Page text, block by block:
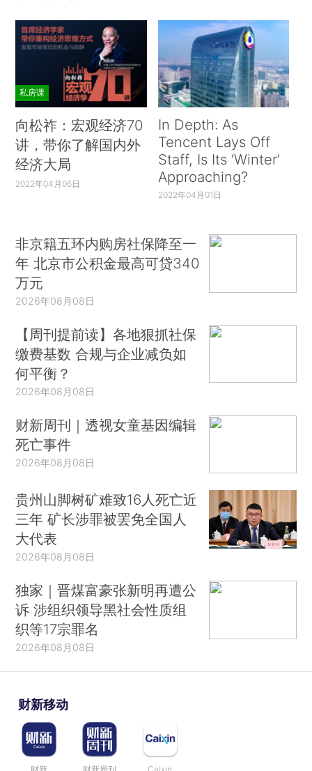
私房课
向松祚：宏观经济70
讲，带你了解国内外
经济大局
2022年04月06日
In Depth: As
Tencent Lays Off
Staff, Is Its ‘Winter’
Approaching?
2022年04月01日
非京籍五环内购房社保降至一
年 北京市公积金最高可贷340
万元
2026年08月08日
【周刊提前读】各地狠抓社保
缴费基数 合规与企业减负如
何平衡？
2026年08月08日
财新周刊｜透视女童基因编辑
死亡事件
2026年08月08日
贵州山脚树矿难致16人死亡近
三年 矿长涉罪被罢免全国人
大代表
2026年08月08日
独家｜晋煤富豪张新明再遭公
诉 涉组织领导黑社会性质组
织等17宗罪名
2026年08月08日
财新移动